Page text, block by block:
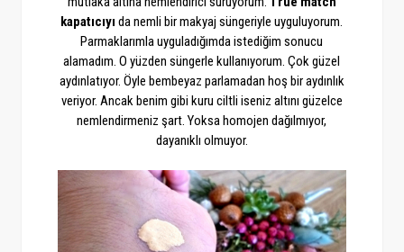
kapatıcıyı da nemli bir makyaj süngeriyle uyguluyorum.
Parmaklarımla uyguladığımda istediğim sonucu
alamadım. O yüzden süngerle kullanıyorum. Çok güzel
aydınlatıyor. Öyle bembeyaz parlamadan hoş bir aydınlık
veriyor. Ancak benim gibi kuru ciltli iseniz altını güzelce
nemlendirmeniz şart. Yoksa homojen dağılmıyor,
dayanıklı olmuyor.